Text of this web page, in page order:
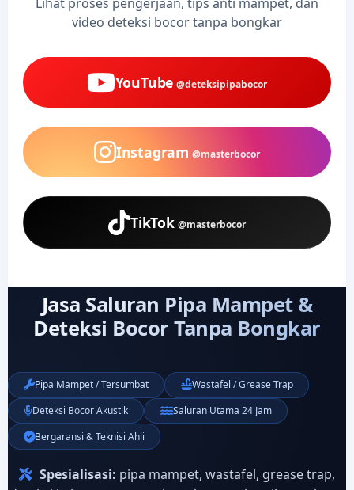
video deteksi bocor tanpa bongkar
YouTube @deteksipipabocor
Instagram @masterbocor
TikTok @masterbocor
Jasa Saluran Pipa Mampet &
Deteksi Bocor Tanpa Bongkar
Pipa Mampet / Tersumbat
Wastafel / Grease Trap
Deteksi Bocor Akustik
Saluran Utama 24 Jam
Bergaransi & Teknisi Ahli
Spesialisasi: pipa mampet, wastafel, grease trap,